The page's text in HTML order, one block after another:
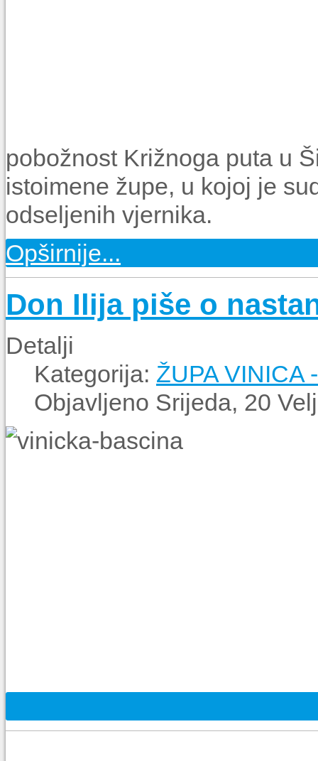
pobožnost Križnoga puta u
istoimene župe, u kojoj je
odseljenih vjernika.
Opširnije...
Don Ilija piše o
Detalji
Kategorija: ŽUPA VINICA
Objavljeno Srijeda, 20